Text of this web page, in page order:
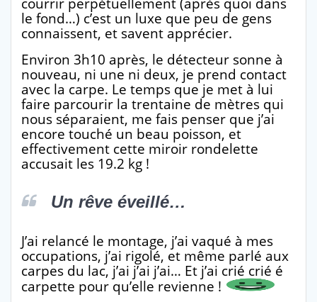
le fond…) c’est un luxe que peu de gens
connaissent, et savent apprécier.
Environ 3h10 après, le détecteur sonne à
nouveau, ni une ni deux, je prend contact
avec la carpe. Le temps que je met à lui
faire parcourir la trentaine de mètres qui
nous séparaient, me fais penser que j’ai
encore touché un beau poisson, et
effectivement cette miroir rondelette
accusait les 19.2 kg !
Un rêve éveillé…
J’ai relancé le montage, j’ai vaqué à mes
occupations, j’ai rigolé, et même parlé aux
carpes du lac, j’ai j’ai j’ai… Et j’ai crié crié é
carpette pour qu’elle revienne !